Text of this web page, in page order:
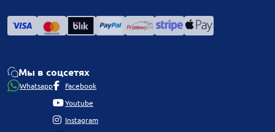
Мы в соцсетях
Whatsapp Facebook
Youtube
Instagram